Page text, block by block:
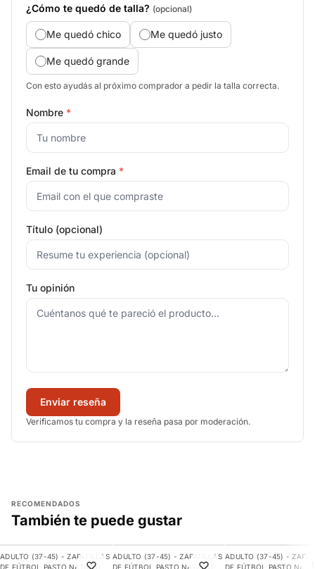
¿Cómo te quedó de talla? (opcional)
Me quedó chico Me quedó justo
Me quedó grande
Con esto ayudás al próximo comprador a pedir la talla correcta.
Nombre *
Email de tu compra *
Título (opcional)
Tu opinión
Enviar reseña
Verificamos tu compra y la reseña pasa por moderación.
RECOMENDADOS
También te puede gustar
-11%
AGREGAR
ADULTO (37-45) - ZAPATILLAS
DE FÚTBOL PASTO NATURAL
-9%
AGREGAR
ADULTO (37-45) - ZAPATILLAS
DE FÚTBOL PASTO NATURAL
-21%
ADULTO (37-45) -
DE FÚTBOL PASTO